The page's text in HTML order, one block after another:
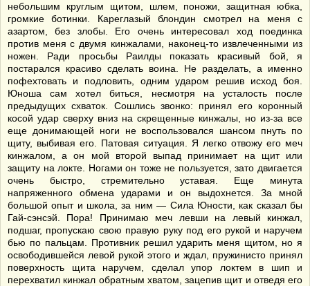
небольшим круглым щитом, шлем, поножи, защитная юбка,
громкие ботинки. Кареглазый блондин смотрел на меня с
азартом, без злобы. Его очень интересовал ход поединка
против меня с двумя кинжалами, наконец-то извлеченными из
ножен. Ради просьбы Раилды показать красивый бой, я
постарался красиво сделать воина. Не разделать, а именно
пофехтовать и подловить, одним ударом решив исход боя.
Юноша сам хотел биться, несмотря на усталость после
предыдущих схваток. Сошлись звонко: принял его коронный
косой удар сверху вниз на скрещенные кинжалы, но из-за все
еще донимающей ноги не воспользовался шансом пнуть по
щиту, выбивая его. Патовая ситуация. Я легко отвожу его меч
кинжалом, а он мой второй выпад принимает на щит или
защиту на локте. Ногами он тоже не пользуется, зато двигается
очень быстро, стремительно уставая. Еще минута
напряженного обмена ударами и он выдохнется. За мной
большой опыт и школа, за ним — Сила Юности, как сказал бы
Гай-сэнсэй. Пора! Принимаю меч левши на левый кинжал,
подшаг, пропускаю свою правую руку под его рукой и наручем
бью по пальцам. Противник решил ударить меня щитом, но я
освободившейся левой рукой этого и ждал, пружинисто принял
поверхность щита наручем, сделал упор локтем в шип и
перехватил кинжал обратным хватом, зацепив щит и отведя его